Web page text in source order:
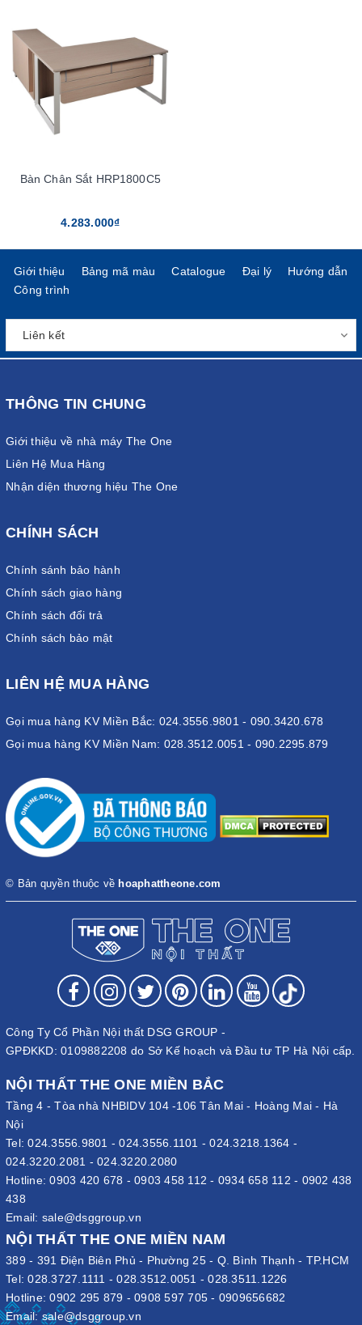
Bàn Chân Sắt HRP1800C5
4.283.000₫
Giới thiệu Bảng mã màu Catalogue Đại lý
Hướng dẫn
Công trình
THÔNG TIN CHUNG
Giới thiệu về nhà máy The One
Liên Hệ Mua Hàng
Nhận diện thương hiệu The One
CHÍNH SÁCH
Chính sánh bảo hành
Chính sách giao hàng
Chính sách đổi trả
Chính sách bảo mật
LIÊN HỆ MUA HÀNG
Gọi mua hàng KV Miền Bắc: 024.3556.9801 - 090.3420.678
Gọi mua hàng KV Miền Nam: 028.3512.0051 - 090.2295.879
© Bản quyền thuộc về hoaphattheone.com
Công Ty Cổ Phần Nội thất DSG GROUP -
GPĐKKD: 0109882208 do Sở Kế hoạch và Đầu tư TP Hà Nội cấp.
NỘI THẤT THE ONE MIỀN BẮC
Tầng 4 - Tòa nhà NHBIDV 104 -106 Tân Mai - Hoàng Mai - Hà
Nội
Tel:024.3556.9801 -024.3556.1101 -024.3218.1364 -
024.3220.2081 - 024.3220.2080
Hotline:0903 420 678 - 0903 458 112 - 0934 658 112 - 0902 438
438
Email: sale@dsggroup.vn
NỘI THẤT THE ONE MIỀN NAM
389 - 391 Điện Biên Phủ - Phường 25 - Q. Bình Thạnh - TP.HCM
Tel:028.3727.1111 -028.3512.0051 -028.3511.1226
Hotline:0902 295 879 - 0908 597 705 - 0909656682
Email:sale@dsggroup.vn